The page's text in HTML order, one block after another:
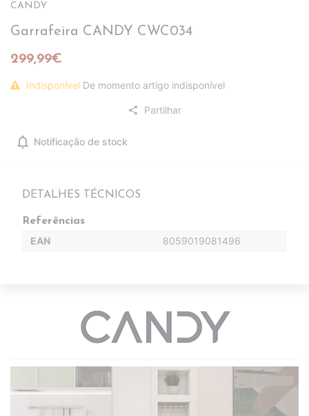
CANDY
Garrafeira CANDY CWC034
299,99€
Indisponível De momento artigo indisponível
share Partilhar
notifications Notificação de stock
DETALHES TÉCNICOS
Referências
EAN 8059019081496